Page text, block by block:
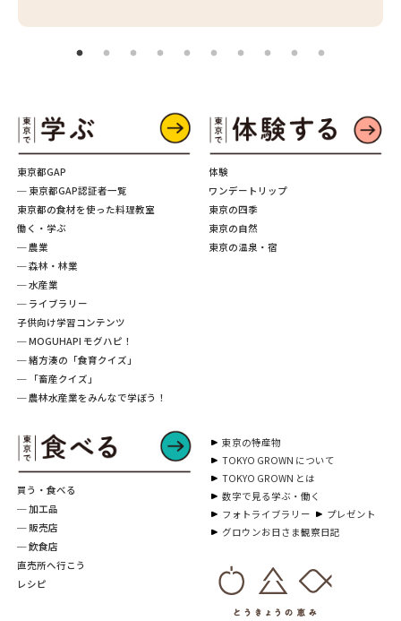
東京都GAP
─ 東京都GAP認証者一覧
東京都の食材を使った料理教室
働く・学ぶ
─ 農業
─ 森林・林業
─ 水産業
─ ライブラリー
子供向け学習コンテンツ
─ MOGUHAPI モグハピ！
─ 緒方湊の「食育クイズ」
─ 「畜産クイズ」
─ 農林水産業をみんなで学ぼう！
買う・食べる
─ 加工品
─ 販売店
─ 飲食店
直売所へ行こう
レシピ
体験
ワンデートリップ
東京の四季
東京の自然
東京の温泉・宿
東京の特産物
TOKYO GROWN について
TOKYO GROWN とは
数字で見る学ぶ・働く
フォトライブラリー
プレゼント
グロウンお日さま観察日記